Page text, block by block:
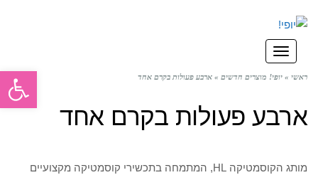
תפריט
ראשי » יופי! מוצרים חדשים » ארבע פעולות בקרם אחד
ארבע פעולות בקרם אחד
מותג הקוסמטיקה HL, המתמחה בתכשירי קוסמטיקה מקצועיים
פתח